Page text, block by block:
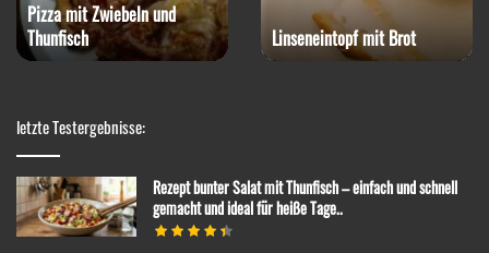
Pizza mit Zwiebeln und
Thunfisch
Linseneintopf mit Brot
letzte Testergebnisse:
Rezept bunter Salat mit Thunfisch – einfach und schnell
gemacht und ideal für heiße Tage..